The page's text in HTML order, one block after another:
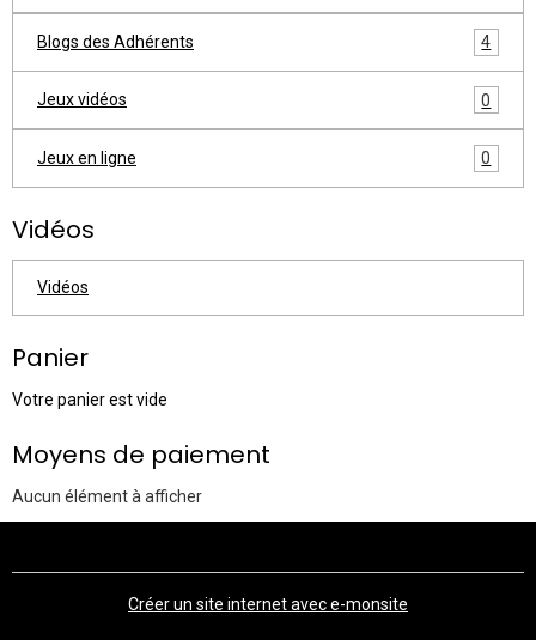
Blogs des Adhérents 4
Jeux vidéos 0
Jeux en ligne 0
Vidéos
Vidéos
Panier
Votre panier est vide
Moyens de paiement
Aucun élément à afficher
Créer un site internet avec e-monsite